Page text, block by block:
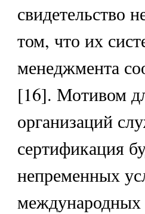
свидетельство
том, что их
менеджмента
[16]. Мотивом
организаций
сертификация
непременных